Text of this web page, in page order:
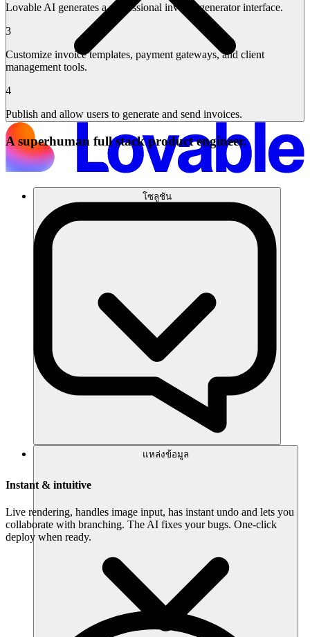
โซลูชัน
แหล่งข้อมูล
Lovable AI generates a professional invoice generator interface.
3
Customize invoice templates, payment gateways, and client
management tools.
4
Publish and allow users to generate and send invoices.
A superhuman full stack product engineer.
Instant & intuitive
Live rendering, handles image input, has instant undo and lets you
collaborate with branching. The AI fixes your bugs. One-click
deploy when ready.